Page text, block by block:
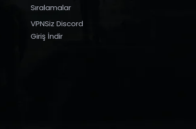
Sıralamalar
VPNSiz Discord
Giriş İndir